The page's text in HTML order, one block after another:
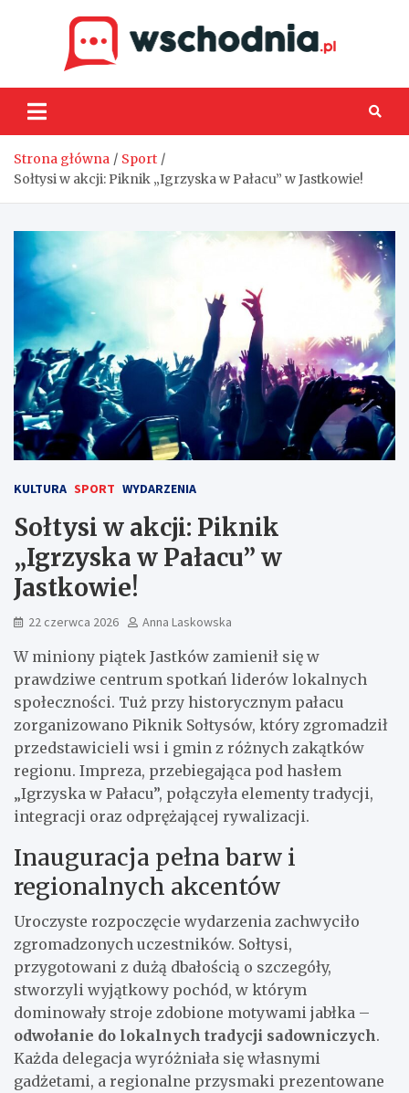
Strona główna
Sport
Sołtysi w akcji: Piknik „Igrzyska w Pałacu” w Jastkowie!
KULTURA SPORT WYDARZENIA
Sołtysi w akcji: Piknik
„Igrzyska w Pałacu” w
Jastkowie!
22 czerwca 2026 Anna Laskowska
W miniony piątek Jastków zamienił się w
prawdziwe centrum spotkań liderów lokalnych
społeczności. Tuż przy historycznym pałacu
zorganizowano Piknik Sołtysów, który zgromadził
przedstawicieli wsi i gmin z różnych zakątków
regionu. Impreza, przebiegająca pod hasłem
„Igrzyska w Pałacu”, połączyła elementy tradycji,
integracji oraz odprężającej rywalizacji.
Inauguracja pełna barw i
regionalnych akcentów
Uroczyste rozpoczęcie wydarzenia zachwyciło
zgromadzonych uczestników. Sołtysi,
przygotowani z dużą dbałością o szczegóły,
stworzyli wyjątkowy pochód, w którym
dominowały stroje zdobione motywami jabłka –
odwołanie do lokalnych tradycji sadowniczych.
Każda delegacja wyróżniała się własnymi
gadżetami, a regionalne przysmaki prezentowane